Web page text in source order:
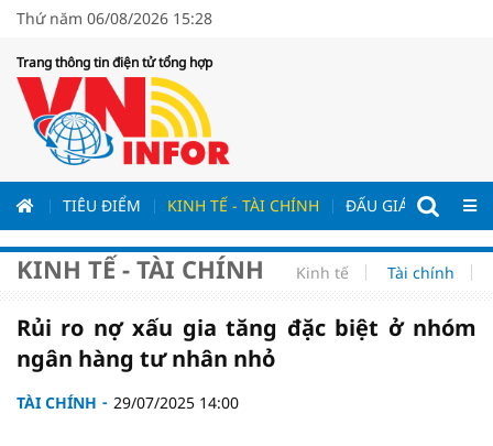
Thứ năm 06/08/2026 15:28
Trang thông tin điện tử tổng hợp
TIÊU ĐIỂM KINH TẾ - TÀI CHÍNH ĐẤU GIÁ - ĐẤU
KINH TẾ - TÀI CHÍNH Kinh tế Tài chính
Rủi ro nợ xấu gia tăng đặc biệt ở nhóm
ngân hàng tư nhân nhỏ
TÀI CHÍNH 29/07/2025 14:00